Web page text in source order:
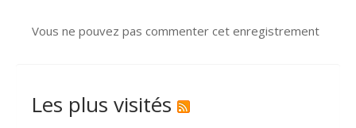
Vous ne pouvez pas commenter cet enregistrement
Les plus visités